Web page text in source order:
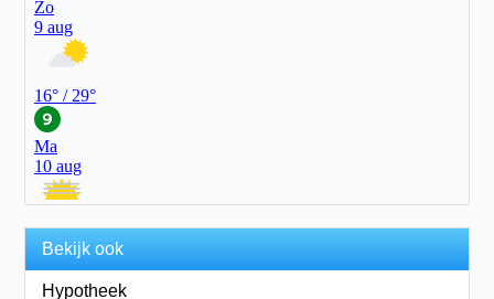
Bekijk ook
Hypotheek